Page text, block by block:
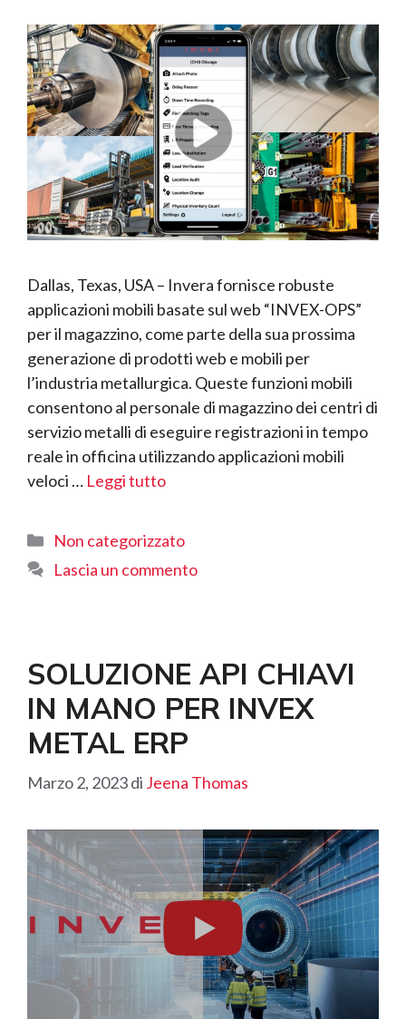
Dallas, Texas, USA – Invera fornisce robuste
applicazioni mobili basate sul web “INVEX-OPS”
per il magazzino, come parte della sua prossima
generazione di prodotti web e mobili per
l’industria metallurgica. Queste funzioni mobili
consentono al personale di magazzino dei centri di
servizio metalli di eseguire registrazioni in tempo
reale in officina utilizzando applicazioni mobili
veloci … Leggi tutto
Categorie
Non categorizzato
Lascia un commento
SOLUZIONE API CHIAVI
IN MANO PER INVEX
METAL ERP
Marzo 2, 2023di Jeena Thomas